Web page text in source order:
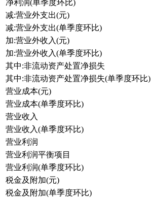
净利润(单季度环比)
减:营业外支出(元)
减:营业外支出(单季度环比)
加:营业外收入(元)
加:营业外收入(单季度环比)
其中:非流动资产处置净损失
其中:非流动资产处置净损失(单季度环比)
营业成本(元)
营业成本(单季度环比)
营业收入
营业收入(单季度环比)
营业利润
营业利润平衡项目
营业利润(单季度环比)
税金及附加(元)
税金及附加(单季度环比)